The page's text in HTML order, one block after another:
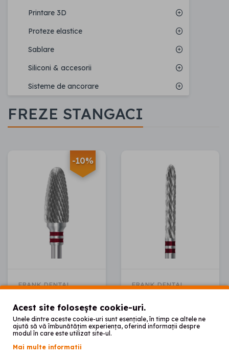
Printare 3D
Proteze elastice
Sablare
Siliconi & accesorii
Sisteme de ancorare
FREZE STANGACI
-10%
FRANK DENTAL
C.251LK.104.060
8600lei 9600lei
(-10
lei)
FRANK DENTAL
C.295LKF.104.023
7900lei
Acest site folosește cookie-uri.
Unele dintre aceste cookie-uri sunt esențiale, în timp ce altele ne
ajută să vă îmbunătățim experiența, oferind informații despre
modul în care este utilizat site-ul.
Mai multe informatii